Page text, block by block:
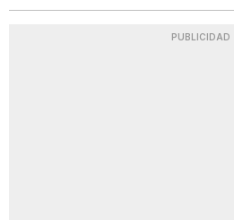
PUBLICIDAD